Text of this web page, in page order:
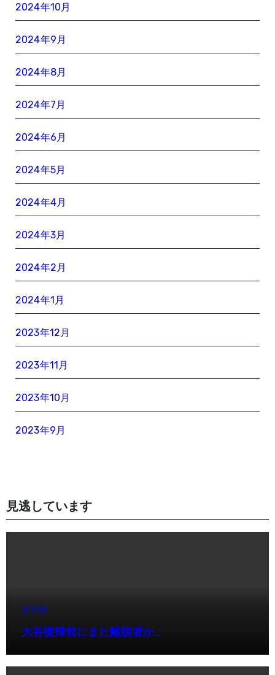
2024年10月
2024年9月
2024年8月
2024年7月
2024年6月
2024年5月
2024年4月
2024年3月
2024年2月
2024年1月
2023年12月
2023年11月
2023年10月
2023年9月
見逃しています
未分類
大谷復帰前にまた離脱者か…